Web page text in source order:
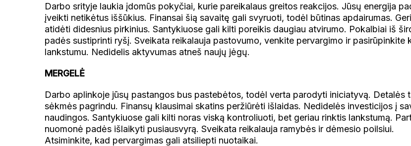
Darbo srityje laukia įdomūs pokyčiai, kurie pareikalaus greitos reakcijos. Jūsų energija
įveikti netikėtus iššūkius. Finansai šią savaitę gali svyruoti, todėl būtinas apdairumas.
atidėti didesnius pirkinius. Santykiuose gali kilti poreikis daugiau atvirumo. Pokalbiai iš
padės sustiprinti ryšį. Sveikata reikalauja pastovumo, venkite pervargimo ir pasirūpinkite
lankstumu. Nedidelis aktyvumas atneš naujų jėgų.
MERGELĖ
Darbo aplinkoje jūsų pastangos bus pastebėtos, todėl verta parodyti iniciatyvą. Detalės
sėkmės pagrindu. Finansų klausimai skatins peržiūrėti išlaidas. Nedidelės investicijos į
naudingos. Santykiuose gali kilti noras viską kontroliuoti, bet geriau rinktis lankstumą.
nuomonė padės išlaikyti pusiausvyrą. Sveikata reikalauja ramybės ir dėmesio poilsiui.
Atsiminkite, kad pervargimas gali atsiliepti nuotaikai.